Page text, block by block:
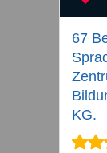
67
KG.